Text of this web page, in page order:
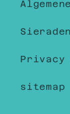
sitemap